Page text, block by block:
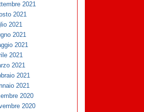
2021
2021
2021
2021
2021
2021
2021
2021
2021
2020
2020